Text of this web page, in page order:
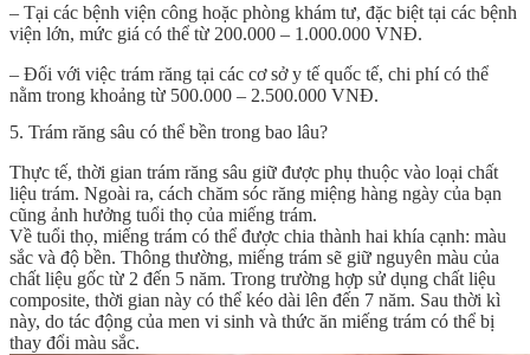
– Tại các bệnh viện công hoặc phòng khám tư, đặc biệt tại các bệnh
viện lớn, mức giá có thể từ 200.000 – 1.000.000 VNĐ.
– Đối với việc trám răng tại các cơ sở y tế quốc tế, chi phí có thể
nằm trong khoảng từ 500.000 – 2.500.000 VNĐ.
5. Trám răng sâu có thể bền trong bao lâu?
Thực tế, thời gian trám răng sâu giữ được phụ thuộc vào loại chất
liệu trám. Ngoài ra, cách chăm sóc răng miệng hàng ngày của bạn
cũng ảnh hưởng tuổi thọ của miếng trám.
Về tuổi thọ, miếng trám có thể được chia thành hai khía cạnh: màu
sắc và độ bền. Thông thường, miếng trám sẽ giữ nguyên màu của
chất liệu gốc từ 2 đến 5 năm. Trong trường hợp sử dụng chất liệu
composite, thời gian này có thể kéo dài lên đến 7 năm. Sau thời kì
này, do tác động của men vi sinh và thức ăn miếng trám có thể bị
thay đổi màu sắc.